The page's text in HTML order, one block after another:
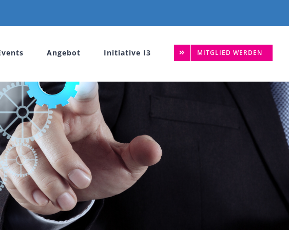
Angebot Initiative I3 MITGLIED WERDEN